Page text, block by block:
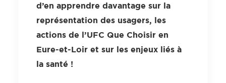
d’en apprendre davantage sur la
représentation des usagers, les
actions de l’UFC Que Choisir en
Eure-et-Loir et sur les enjeux liés à
la santé !